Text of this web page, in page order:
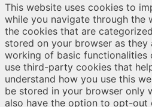
This website uses cookies to
while you navigate through the
the cookies that are
stored on your browser as they
working of basic functionalities
use third-party cookies that
understand how you use this
be stored in your browser only
also have the option to opt-out